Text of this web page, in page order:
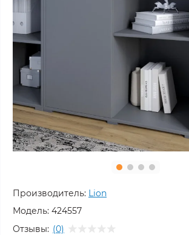
Производитель: Lion
Модель: 424557
Отзывы: (0)